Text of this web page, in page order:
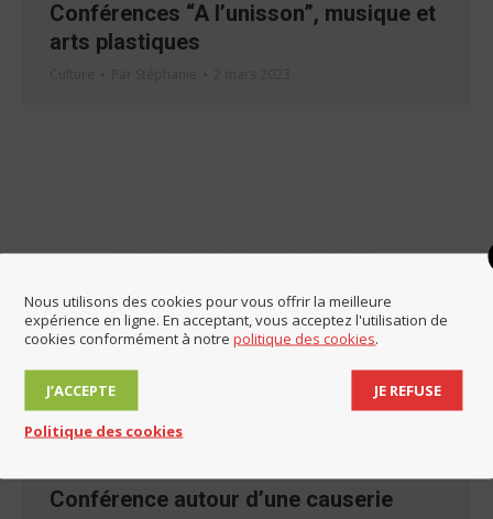
Conférences “A l’unisson”, musique et
arts plastiques
Conférence autour d’une causerie
Nous utilisons des cookies pour vous offrir la meilleure
expérience en ligne. En acceptant, vous acceptez l'utilisation de
cookies conformément à notrepolitique des cookies.
J’ACCEPTE JE REFUSE
Politique des cookies